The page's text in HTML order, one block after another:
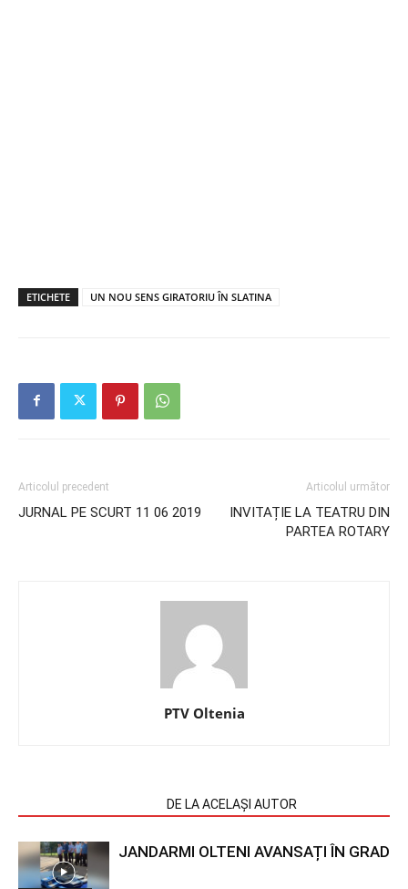
ETICHETE UN NOU SENS GIRATORIU ÎN SLATINA
Articolul precedent
JURNAL PE SCURT 11 06 2019
Articolul următor
INVITAȚIE LA TEATRU DIN
PARTEA ROTARY
PTV Oltenia
DE LA ACELAȘI AUTOR
JANDARMI OLTENI AVANSAȚI ÎN GRAD